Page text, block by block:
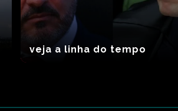
veja a linha do tempo